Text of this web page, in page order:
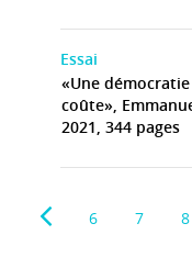
Essai
«Une
coûte»,
2021, 344 pages
6 7 8